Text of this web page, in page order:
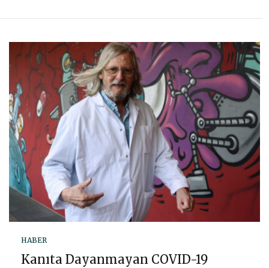
HABER
Kanıta Dayanmayan COVID-19